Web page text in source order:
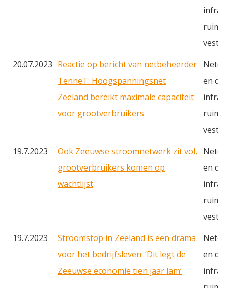
20.07.2023 Reactie op bericht van netbeheerder
TenneT: Hoogspanningsnet
Zeeland bereikt maximale capaciteit
voor grootverbruikers
en
19.7.2023
Ook Zeeuwse stroomnetwerk zit vol,
grootverbruikers komen op
wachtlijst
en
19.7.2023
Stroomstop in Zeeland is een drama
voor het bedrijfsleven: ‘Dit legt de
Zeeuwse economie tien jaar lam’
en